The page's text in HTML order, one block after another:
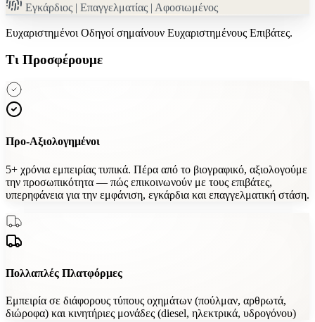
Εγκάρδιος | Επαγγελματίας | Αφοσιωμένος
Ευχαριστημένοι Οδηγοί σημαίνουν Ευχαριστημένους Επιβάτες.
Τι Προσφέρουμε
Προ-Αξιολογημένοι
5+ χρόνια εμπειρίας τυπικά. Πέρα από το βιογραφικό, αξιολογούμε
την προσωπικότητα — πώς επικοινωνούν με τους επιβάτες,
υπερηφάνεια για την εμφάνιση, εγκάρδια και επαγγελματική στάση.
Πολλαπλές Πλατφόρμες
Εμπειρία σε διάφορους τύπους οχημάτων (πούλμαν, αρθρωτά,
διώροφα) και κινητήριες μονάδες (diesel, ηλεκτρικά, υδρογόνου)